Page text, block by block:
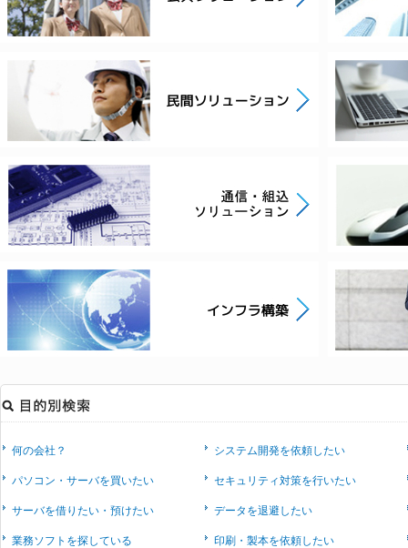
何の会社？
パソコン・サーバを買いたい
サーバを借りたい・預けたい
業務ソフトを探している
システム開発を依頼したい
セキュリティ対策を行いたい
データを退避したい
印刷・製本を依頼したい